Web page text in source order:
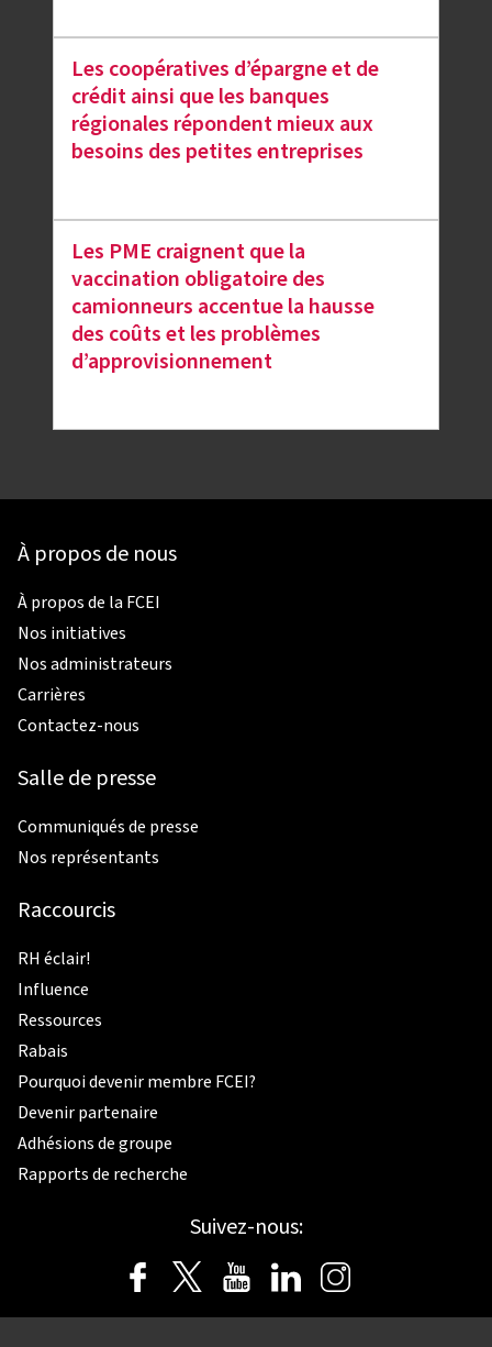
Les coopératives d’épargne et de
crédit ainsi que les banques
régionales répondent mieux aux
besoins des petites entreprises
Les PME craignent que la
vaccination obligatoire des
camionneurs accentue la hausse
des coûts et les problèmes
d’approvisionnement
À propos de nous
À propos de la FCEI
Nos initiatives
Nos administrateurs
Carrières
Contactez-nous
Salle de presse
Communiqués de presse
Nos représentants
Raccourcis
RH éclair!
Influence
Ressources
Rabais
Pourquoi devenir membre FCEI?
Devenir partenaire
Adhésions de groupe
Rapports de recherche
Suivez-nous: